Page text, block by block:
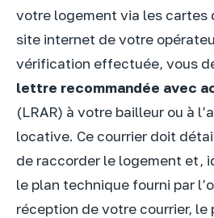
votre logement via les cartes
site internet de votre
vérification effectuée, vous
lettre recommandée avec
(LRAR) à votre bailleur ou à
locative. Ce courrier doit
de raccorder le logement et,
le plan technique fourni par
réception de votre courrier, le